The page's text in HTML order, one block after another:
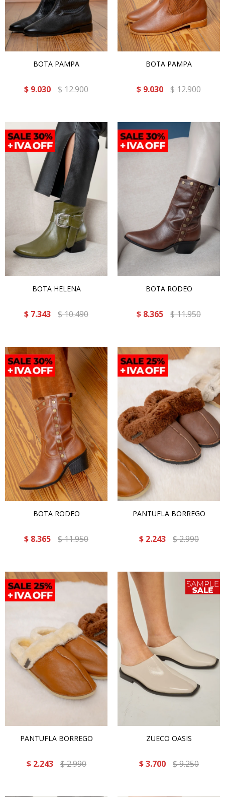
BOTA PAMPA
$ 9.030 $12.900
BOTA PAMPA
$ 9.030 $12.900
BOTA HELENA
$ 7.343 $10.490
BOTA RODEO
$ 8.365 $11.950
BOTA RODEO
$ 8.365 $11.950
PANTUFLA BORREGO
$ 2.243 $2.990
PANTUFLA BORREGO
$ 2.243 $2.990
ZUECO OASIS
$ 3.700 $9.250